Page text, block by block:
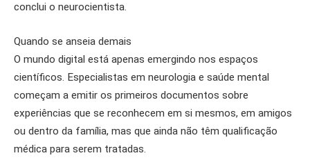
conclui o neurocientista.
Quando se anseia demais
O mundo digital está apenas emergindo nos espaços
científicos. Especialistas em neurologia e saúde mental
começam a emitir os primeiros documentos sobre
experiências que se reconhecem em si mesmos, em amigos
ou dentro da família, mas que ainda não têm qualificação
médica para serem tratadas.